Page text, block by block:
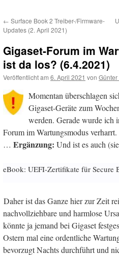
← Surface Book 2 Treiber-/Firmware-
Updates (2. April 2021)
Gigaset-Forum im
ist da los? (6.4.2021)
Veröffentlicht am 6. April 2021 von Günter
Momentan überschlagen
Gigaset-Geräte zum
werden. Gerade wurde ich
Forum im Wartungsmodus
… Ergänzung: Und ist es auch
eBook: UEFI-Zertifikate für Secure
Daher ist das Ganze hier zur Zeit
nachvollziehbare und harmlose
könnte ja jemand bei Gigaset
Ostern mal eine ordentliche
bevorzugt Nachts durchführt und